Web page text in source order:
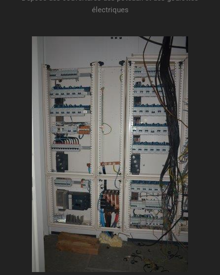
électriques